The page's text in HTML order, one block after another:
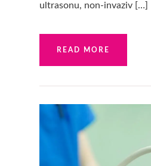
ultrasonu, non-invaziv […]
READ MORE